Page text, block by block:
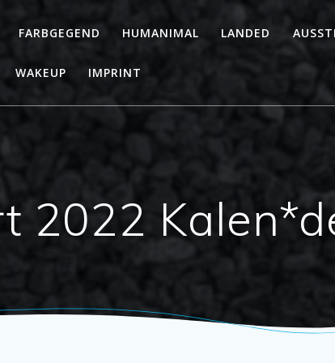
FARBGEGEND HUMANIMAL LANDED
WAKEUP IMPRINT
2022